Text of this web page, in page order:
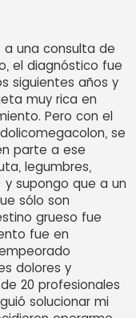
a una consulta de
el diagnóstico fue
siguientes años y
muy rica en
Pero con el
se
parte a ese
legumbres,
y supongo que a un
sólo son
grueso fue
fue en
dolores y
20 profesionales
solucionar mi